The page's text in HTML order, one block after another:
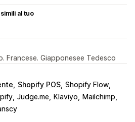
al tuo
Francese. Giapponesee Tedesco
Shopify POS Shopify Flow
Judge.me Klaviyo
Mailchimp